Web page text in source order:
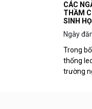
CÁC
THẦM
SINH
Ngày
Trong
thống
trường